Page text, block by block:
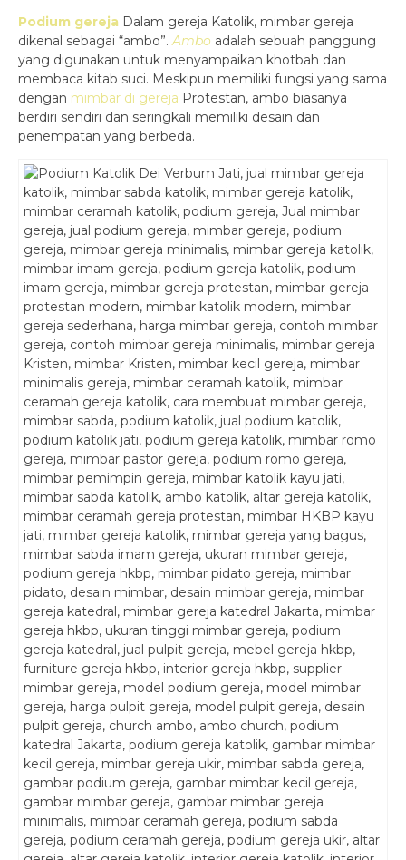
Podium gereja Dalam gereja Katolik, mimbar gereja
dikenal sebagai “ambo”.Ambo adalah sebuah panggung
yang digunakan untuk menyampaikan khotbah dan
membaca kitab suci. Meskipun memiliki fungsi yang sama
dengan mimbar di gereja Protestan, ambo biasanya
berdiri sendiri dan seringkali memiliki desain dan
penempatan yang berbeda.